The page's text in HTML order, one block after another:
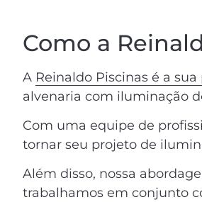
Como a
A Reinaldo Piscinas é a
alvenaria com iluminação
Com uma equipe de
tornar seu projeto de
Além disso, nossa
trabalhamos em conjunto